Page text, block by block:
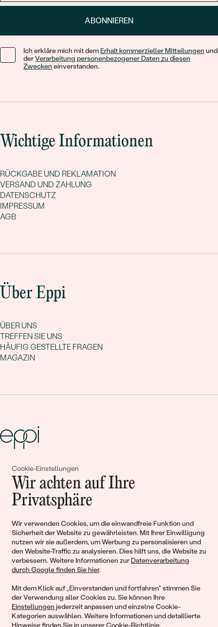
Cookie-Einstellungen
Wir achten auf Ihre
Privatsphäre
Wir verwenden Cookies, um die einwandfreie Funktion und
Sicherheit der Website zu gewährleisten. Mit Ihrer Einwilligung
nutzen wir sie außerdem, um Werbung zu personalisieren und
den Website-Traffic zu analysieren. Dies hilft uns, die Website zu
verbessern. Weitere Informationen zur Datenverarbeitung
durch Google finden Sie hier.
Mit dem Klick auf „Einverstanden und fortfahren" stimmen Sie
der Verwendung aller Cookies zu. Sie können Ihre
Einstellungen jederzeit anpassen und einzelne Cookie-
Kategorien auswählen. Weitere Informationen und detaillierte
Hinweise finden Sie in unsererCookie-Richtlinie.
ABONNIEREN
Ich erkläre mich mit dem Erhalt kommerzieller Mitteilungen und
derVerarbeitung personenbezogener Daten zu diesen
Zwecken einverstanden.
Wichtige Informationen
RÜCKGABE UND REKLAMATION
VERSAND UND ZAHLUNG
DATENSCHUTZ
IMPRESSUM
AGB
Über Eppi
ÜBER UNS
TREFFEN SIE UNS
HÄUFIG GESTELLTE FRAGEN
MAGAZIN
Gemeinsam erschaffen wir
Geschichten von Schönheit und
Liebe
Begleiten Sie uns!